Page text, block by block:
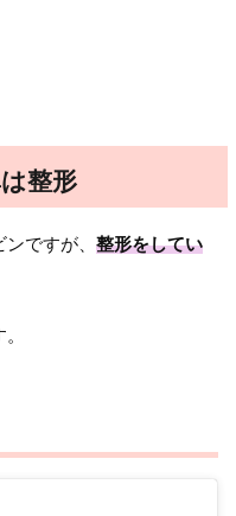
整形
ンですが、整形をしてい